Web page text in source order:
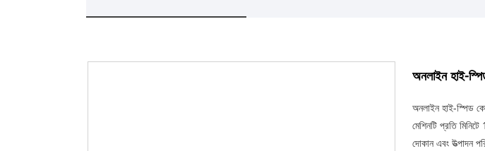
অনলাইন হাই-
অনলাইন হাই-স্পিড
মেশিনটি প্রতি
দোকান এবং উত্পাদন